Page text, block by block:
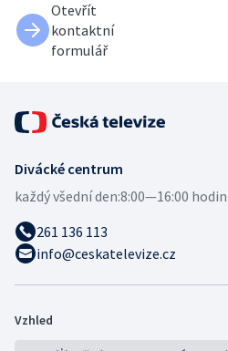
Otevřít
kontaktní
formulář
Divácké centrum
každý všední den:8:00—16:00 hodin
261 136 113
info@ceskatelevize.cz
Vzhled